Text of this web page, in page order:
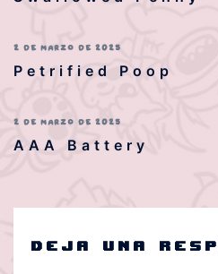
2 DE MARZO DE 2025
Petrified Poop
2 DE MARZO DE 2025
AAA Battery
Deja una